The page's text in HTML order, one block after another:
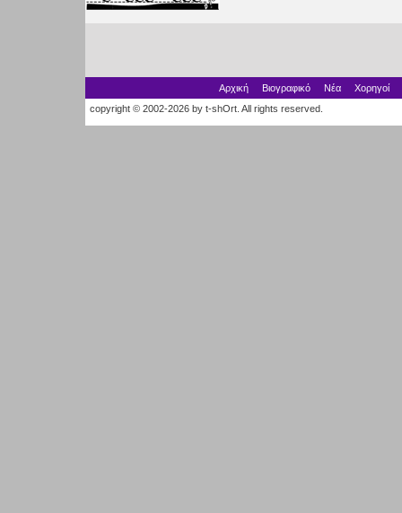
Αρχική Βιογραφικό Νέα
Χορηγοί
copyright © 2002-2026 by t-shOrt. All rights reserved.